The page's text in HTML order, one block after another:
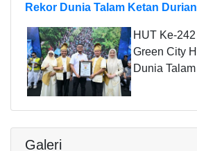
Rekor Dunia Talam Ketan Durian
HUT Ke-
Green City
Dunia
Galeri